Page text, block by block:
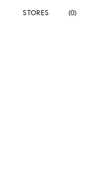
STORES (0)